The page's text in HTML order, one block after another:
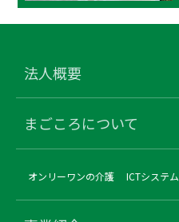
法人概要
まごころについて
オンリーワンの介護 ICTシステム